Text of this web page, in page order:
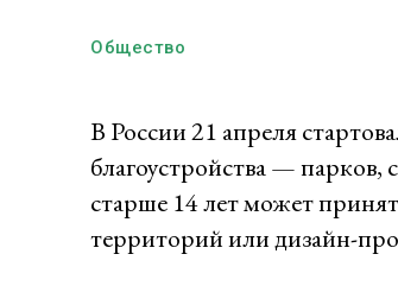
Общество
В России 21 апреля
благоустройства —
старше 14 лет может
территорий или дизайн-